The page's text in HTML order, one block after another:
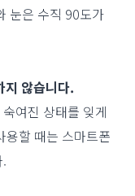
눈은 수직 90도가
지 않습니다.
여진 상태를 잊게
용할 때는 스마트폰